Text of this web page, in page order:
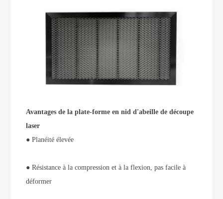
Avantages de la plate-forme en nid d'abeille de découpe
laser
●Planéité élevée
●Résistance à la compression et à la flexion, pas facile à
déformer